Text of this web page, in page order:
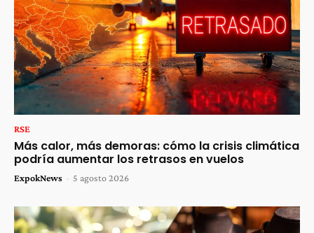
RSE
Más calor, más demoras: cómo la crisis climática
podría aumentar los retrasos en vuelos
ExpokNews - 5 agosto 2026